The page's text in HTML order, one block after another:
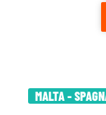
MALTA -